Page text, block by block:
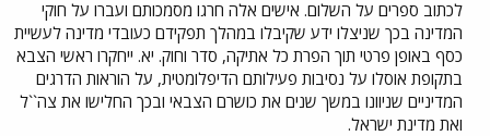
לכתוב ספרים על השלום. אישים אלה חרגו מסמכותם ועברו על חוקי
המדינה בכך שניצלו ידע שקיבלו במהלך תפקידם כעובדי מדינה לעשיית
כסף באופן פרטי תוך הפרת כל אתיקה, סדר וחוק. יא. ייחקרו ראשי הצבא
בתקופת אוסלו על נסיבות פעילותם הדיפלומטית, על הוראות הדרגים
המדיניים שניוונו במשך שנים את כושרם הצבאי ובכך החלישו את צה``ל
ואת מדינת ישראל.